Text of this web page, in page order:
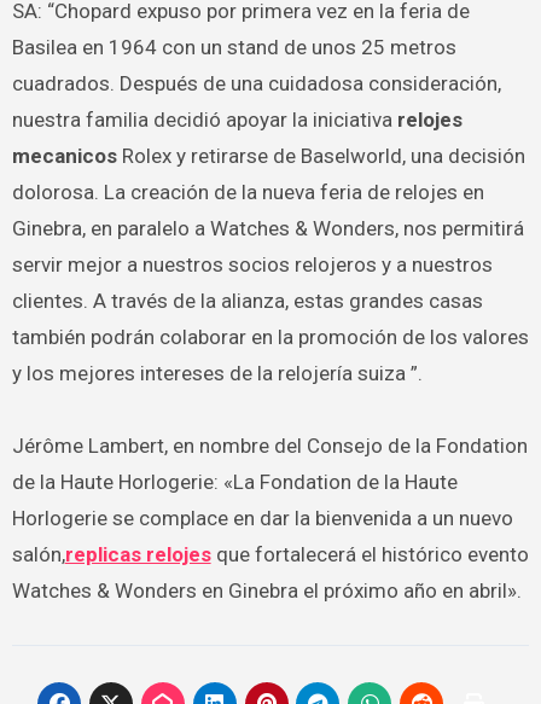
SA: “Chopard expuso por primera vez en la feria de
Basilea en 1964 con un stand de unos 25 metros
cuadrados. Después de una cuidadosa consideración,
nuestra familia decidió apoyar la iniciativa relojes
mecanicosRolex y retirarse de Baselworld, una decisión
dolorosa. La creación de la nueva feria de relojes en
Ginebra, en paralelo a Watches & Wonders, nos permitirá
servir mejor a nuestros socios relojeros y a nuestros
clientes. A través de la alianza, estas grandes casas
también podrán colaborar en la promoción de los valores
y los mejores intereses de la relojería suiza ”.
Jérôme Lambert, en nombre del Consejo de la Fondation
de la Haute Horlogerie: «La Fondation de la Haute
Horlogerie se complace en dar la bienvenida a un nuevo
salón,replicas relojesque fortalecerá el histórico evento
Watches & Wonders en Ginebra el próximo año en abril».